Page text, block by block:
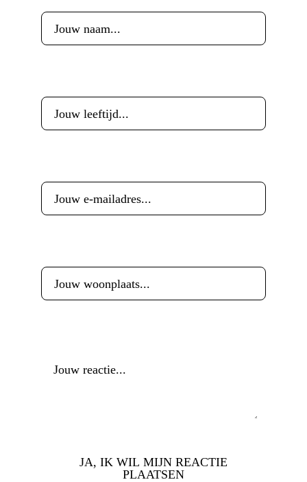
JA, IK WIL MIJN REACTIE
PLAATSEN